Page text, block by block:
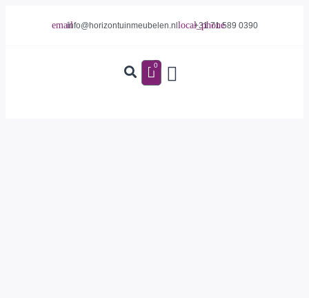
info@horizontuinmeubelen.nl +31 71 589 0390
0